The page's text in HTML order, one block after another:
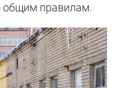
общим правилам.